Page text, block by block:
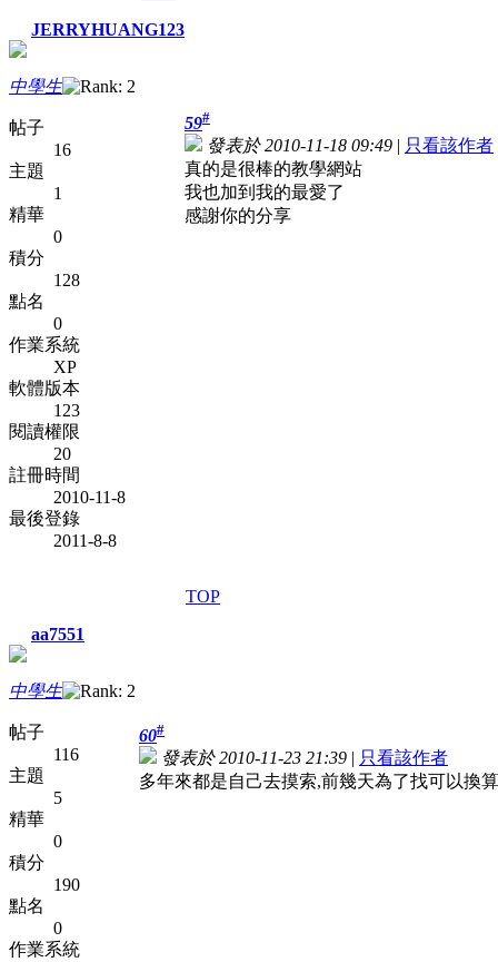
JERRYHUANG123
中學生
帖子
16
主題
1
精華
0
積分
128
點名
0
作業系統
XP
軟體版本
123
閱讀權限
20
註冊時間
2010-11-8
最後登錄
2011-8-8
59#
發表於 2010-11-18 09:49 | 只看該作者
真的是很棒的教學網站
我也加到我的最愛了
感謝你的分享
TOP
aa7551
中學生
帖子
116
主題
5
精華
0
積分
190
點名
0
作業系統
60#
發表於 2010-11-23 21:39 | 只看該作者
多年來都是自己去摸索,前幾天為了找可以換